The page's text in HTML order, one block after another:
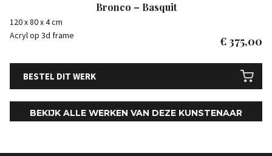
Bronco – Basquit
120 x 80 x 4 cm
Acryl op 3d frame
€ 375,00
BESTEL DIT WERK
BEKIJK ALLE WERKEN VAN DEZE KUNSTENAAR